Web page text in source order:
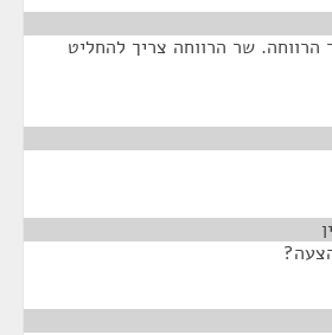
שר הרווחה צריך להחליט